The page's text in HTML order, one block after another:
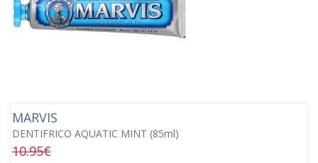
MARVIS
DENTIFRICO AQUATIC MINT (85ml)
10.95€